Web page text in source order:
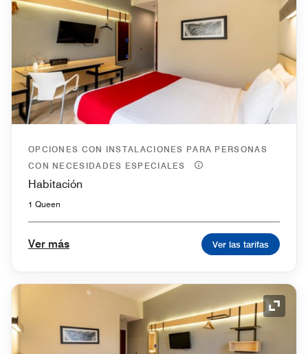
OPCIONES CON INSTALACIONES PARA PERSONAS
CON NECESIDADES ESPECIALES
Habitación
1 Queen
Ver más Ver las tarifas
Icono